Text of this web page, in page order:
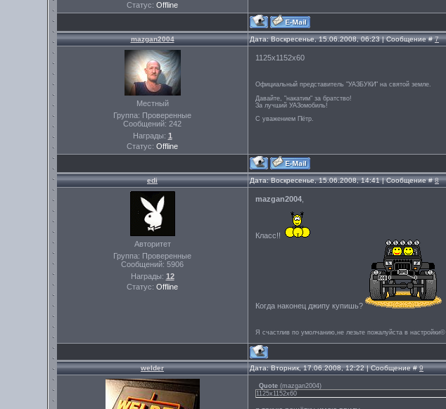
Статус: Offline
mazgan2004 Дата: Воскресенье, 15.06.2008, 06:23 | Сообщение #7
Местный
Группа: Проверенные
Сообщений: 242
Награды: 1
Статус: Offline
1125х1152х60
Официальный представитель "УАЗБУКИ" на святой земле.
Давайте, "накатим" за братство!
За лучший УАЗомобиль!
С уважением Пётр.
edi Дата: Воскресенье, 15.06.2008, 14:41 | Сообщение #8
Авторитет
Группа: Проверенные
Сообщений: 5906
Награды: 12
Статус: Offline
mazgan2004
Класс!!
Когда наконец джипу купишь?
Я счастлив по умолчанию,не лезьте пожалуйста в настройки©
welder Дата: Вторник, 17.06.2008, 12:22 | Сообщение #9
Quote (mazgan2004)
1125х1152х60